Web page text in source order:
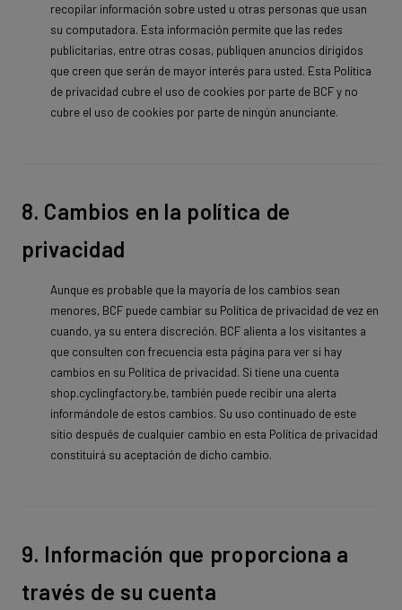
recopilar información sobre usted u otras personas que usan
su computadora. Esta información permite que las redes
publicitarias, entre otras cosas, publiquen anuncios dirigidos
que creen que serán de mayor interés para usted. Esta Política
de privacidad cubre el uso de cookies por parte de BCF y no
cubre el uso de cookies por parte de ningún anunciante.
8. Cambios en la política de
privacidad
Aunque es probable que la mayoría de los cambios sean
menores, BCF puede cambiar su Política de privacidad de vez en
cuando, ya su entera discreción. BCF alienta a los visitantes a
que consulten con frecuencia esta página para ver si hay
cambios en su Política de privacidad. Si tiene una cuenta
shop.cyclingfactory.be, también puede recibir una alerta
informándole de estos cambios. Su uso continuado de este
sitio después de cualquier cambio en esta Política de privacidad
constituirá su aceptación de dicho cambio.
9. Información que proporciona a
través de su cuenta